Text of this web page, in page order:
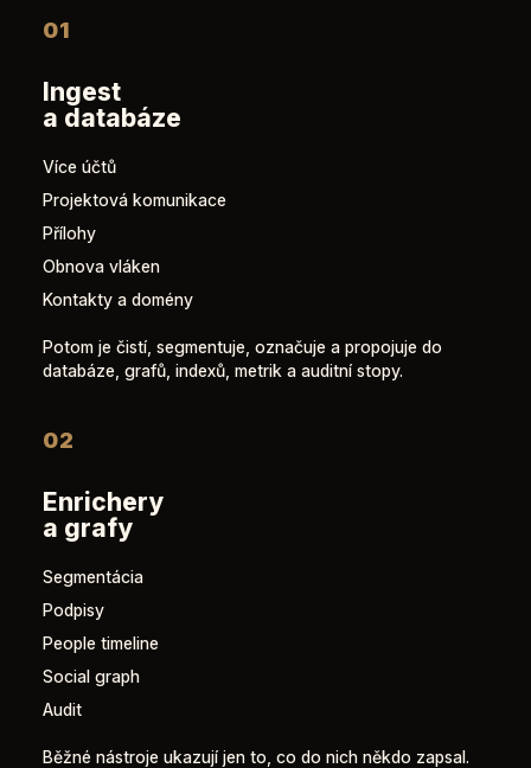
01
Ingest
a databáze
Více účtů
Projektová komunikace
Přílohy
Obnova vláken
Kontakty a domény
Potom je čistí, segmentuje, označuje a propojuje do
databáze, grafů, indexů, metrik a auditní stopy.
02
Enrichery
a grafy
Segmentácia
Podpisy
People timeline
Social graph
Audit
Běžné nástroje ukazují jen to, co do nich někdo zapsal.